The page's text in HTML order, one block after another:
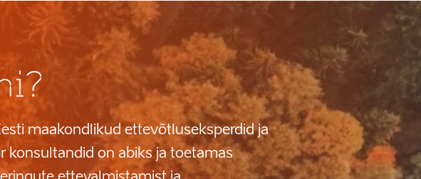
maakondlikud ettevõtluseksperdid ja
konsultandid on abiks ja toetamas